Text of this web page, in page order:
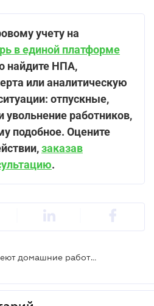
учету на
в единой платформе
найдите НПА,
или аналитическую
отпускные,
работников,
подобное. Оцените
заказав
.
Какие трудовые права имеют домашние работники – Гоструда